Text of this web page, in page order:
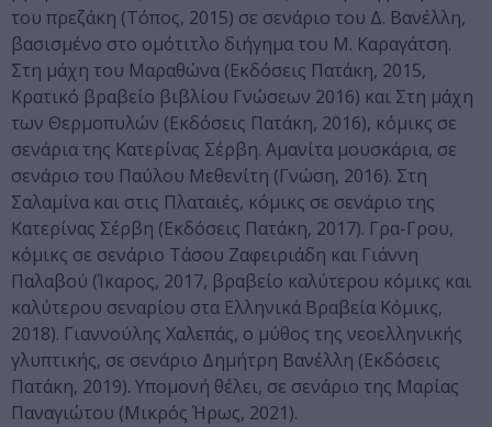
του πρεζάκη (Τόπος, 2015) σε σενάριο του Δ. Βανέλλη,
βασισμένο στο ομότιτλο διήγημα του Μ. Καραγάτση.
Στη μάχη του Μαραθώνα (Εκδόσεις Πατάκη, 2015,
Kρατικό βραβείο βιβλίου Γνώσεων 2016) και Στη μάχη
των Θερμοπυλών (Εκδόσεις Πατάκη, 2016), κόμικς σε
σενάρια της Κατερίνας Σέρβη. Αμανίτα μουσκάρια, σε
σενάριο του Παύλου Μεθενίτη (Γνώση, 2016). Στη
Σαλαμίνα και στις Πλαταιές, κόμικς σε σενάριο της
Κατερίνας Σέρβη (Εκδόσεις Πατάκη, 2017). Γρα-Γρου,
κόμικς σε σενάριο Τάσου Ζαφειριάδη και Γιάννη
Παλαβού (Ίκαρος, 2017, βραβείο καλύτερου κόμικς και
καλύτερου σεναρίου στα Ελληνικά Βραβεία Κόμικς,
2018). Γιαννούλης Χαλεπάς, ο μύθος της νεοελληνικής
γλυπτικής, σε σενάριο Δημήτρη Βανέλλη (Εκδόσεις
Πατάκη, 2019). Υπομονή θέλει, σε σενάριο της Μαρίας
Παναγιώτου (Μικρός Ήρως, 2021).